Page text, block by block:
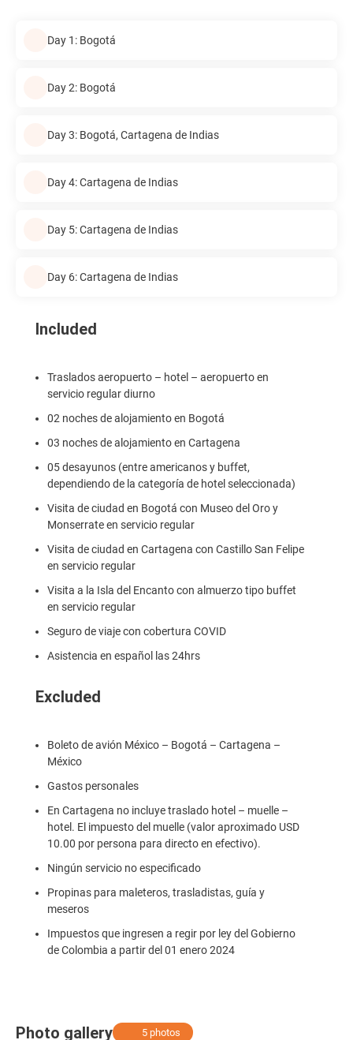
Day 1: Bogotá
Day 2: Bogotá
Day 3: Bogotá, Cartagena de Indias
Day 4: Cartagena de Indias
Day 5: Cartagena de Indias
Day 6: Cartagena de Indias
Included
Traslados aeropuerto – hotel – aeropuerto en
servicio regular diurno
02 noches de alojamiento en Bogotá
03 noches de alojamiento en Cartagena
05 desayunos (entre americanos y buffet,
dependiendo de la categoría de hotel seleccionada)
Visita de ciudad en Bogotá con Museo del Oro y
Monserrate en servicio regular
Visita de ciudad en Cartagena con Castillo San Felipe
en servicio regular
Visita a la Isla del Encanto con almuerzo tipo buffet
en servicio regular
Seguro de viaje con cobertura COVID
Asistencia en español las 24hrs
Excluded
Boleto de avión México – Bogotá – Cartagena –
México
Gastos personales
En Cartagena no incluye traslado hotel – muelle –
hotel. El impuesto del muelle (valor aproximado USD
10.00 por persona para directo en efectivo).
Ningún servicio no especificado
Propinas para maleteros, trasladistas, guía y
meseros
Impuestos que ingresen a regir por ley del Gobierno
de Colombia a partir del 01 enero 2024
Photo gallery 5 photos